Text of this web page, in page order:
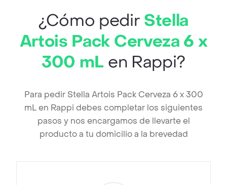
¿Cómo pedir Stella
Artois Pack Cerveza 6 x
300 mL en Rappi?
Para pedir Stella Artois Pack Cerveza 6 x 300
mL en Rappi debes completar los siguientes
pasos y nos encargamos de llevarte el
producto a tu domicilio a la brevedad